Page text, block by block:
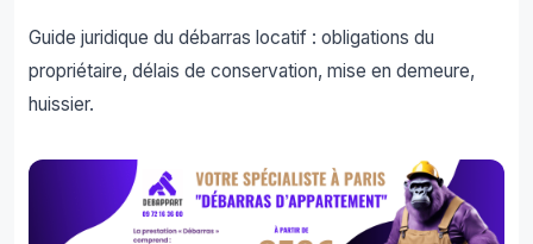
Guide juridique du débarras locatif : obligations du
propriétaire, délais de conservation, mise en demeure,
huissier.